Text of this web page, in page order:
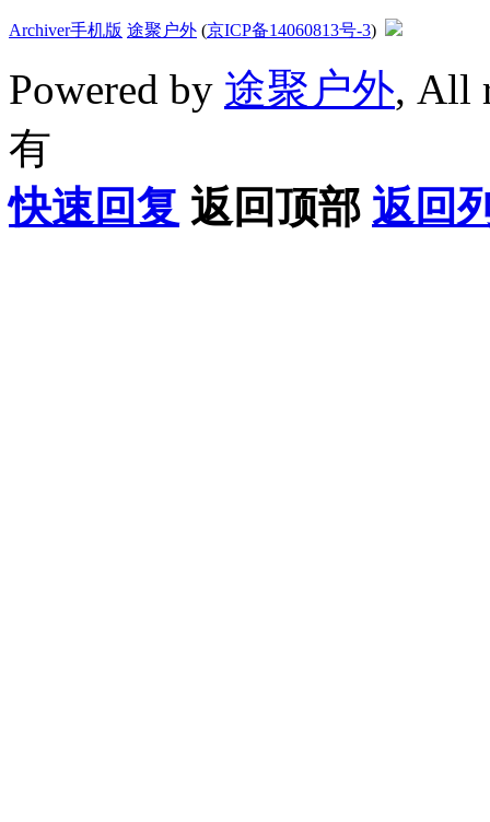
Archiver手机版 途聚户外 (京ICP备14060813号-3)
Powered by 途聚户外, All
有
快速回复 返回顶部 返回